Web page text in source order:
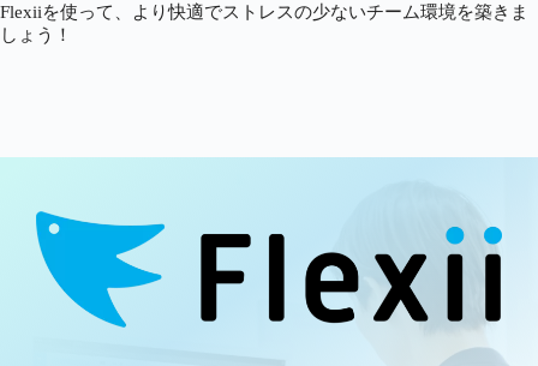
Flexiiを使って、より快適でストレスの少ないチーム環境を築きま
しょう！